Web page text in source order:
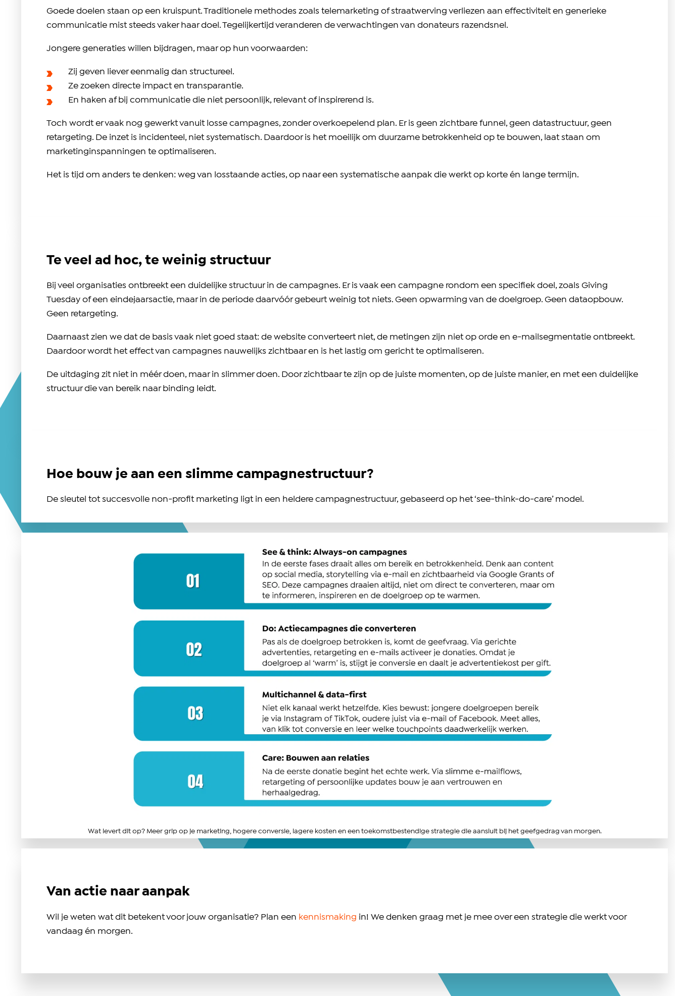
Goede doelen staan op een kruispunt. Traditionele methodes zoals telemarketing of straatwerving verliezen aan effectiviteit en generieke
communicatie mist steeds vaker haar doel. Tegelijkertijd veranderen de verwachtingen van donateurs razendsnel.
Jongere generaties willen bijdragen, maar op hun voorwaarden:
Zij geven liever eenmalig dan structureel.
Ze zoeken directe impact en transparantie.
En haken af bij communicatie die niet persoonlijk, relevant of inspirerend is.
Toch wordt er vaak nog gewerkt vanuit losse campagnes, zonder overkoepelend plan. Er is geen zichtbare funnel, geen datastructuur, geen
retargeting. De inzet is incidenteel, niet systematisch. Daardoor is het moeilijk om duurzame betrokkenheid op te bouwen, laat staan om
marketinginspanningen te optimaliseren.
Het is tijd om anders te denken: weg van losstaande acties, op naar een systematische aanpak die werkt op korte én lange termijn.
Te veel ad hoc, te weinig structuur
Bij veel organisaties ontbreekt een duidelijke structuur in de campagnes. Er is vaak een campagne rondom een specifiek doel, zoals Giving
Tuesday of een eindejaarsactie, maar in de periode daarvóór gebeurt weinig tot niets. Geen opwarming van de doelgroep. Geen dataopbouw.
Geen retargeting.
Daarnaast zien we dat de basis vaak niet goed staat: de website converteert niet, de metingen zijn niet op orde en e-mailsegmentatie ontbreekt.
Daardoor wordt het effect van campagnes nauwelijks zichtbaar en is het lastig om gericht te optimaliseren.
De uitdaging zit niet in méér doen, maar in slimmer doen. Door zichtbaar te zijn op de juiste momenten, op de juiste manier, en met een duidelijke
structuur die van bereik naar binding leidt.
Hoe bouw je aan een slimme campagnestructuur?
De sleutel tot succesvolle non-profit marketing ligt in een heldere campagnestructuur, gebaseerd op het ‘see-think-do-care’ model.
Wat levert dit op? Meer grip op je marketing, hogere conversie, lagere kosten en een toekomstbestendige strategie die aansluit bij het geefgedrag van morgen.
Van actie naar aanpak
Wil je weten wat dit betekent voor jouw organisatie? Plan een kennismaking in! We denken graag met je mee over een strategie die werkt voor
vandaag én morgen.